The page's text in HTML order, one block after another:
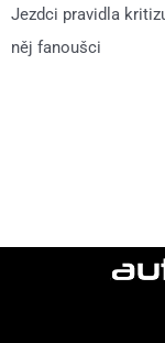
Jezdci pravidla
něj fanoušci